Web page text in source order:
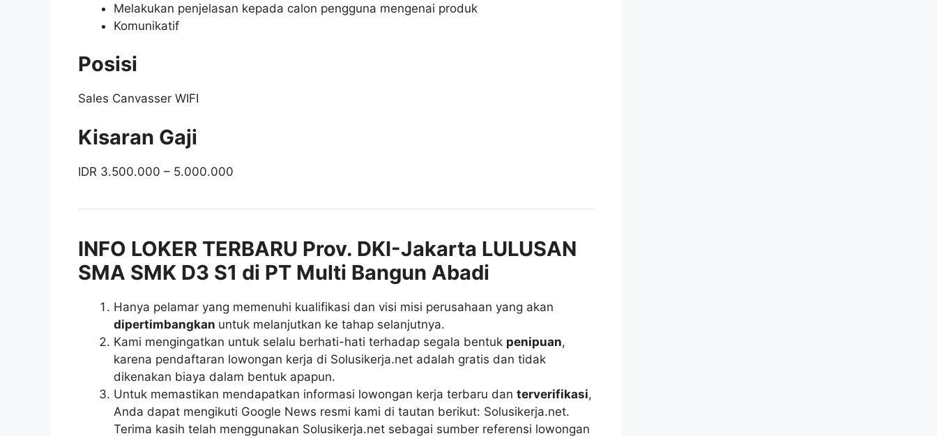
Melakukan penjelasan kepada calon pengguna mengenai produk
Komunikatif
Posisi
Sales Canvasser WIFI
Kisaran Gaji
IDR 3.500.000 – 5.000.000
INFO LOKER TERBARU Prov. DKI-Jakarta LULUSAN
SMA SMK D3 S1 di PT Multi Bangun Abadi
Hanya pelamar yang memenuhi kualifikasi dan visi misi perusahaan yang akan
dipertimbangkan untuk melanjutkan ke tahap selanjutnya.
Kami mengingatkan untuk selalu berhati-hati terhadap segala bentuk penipuan,
karena pendaftaran lowongan kerja di Solusikerja.net adalah gratis dan tidak
dikenakan biaya dalam bentuk apapun.
Untuk memastikan mendapatkan informasi lowongan kerja terbaru dan terverifikasi,
Anda dapat mengikuti Google News resmi kami di tautan berikut: Solusikerja.net.
Terima kasih telah menggunakan Solusikerja.net sebagai sumber referensi lowongan